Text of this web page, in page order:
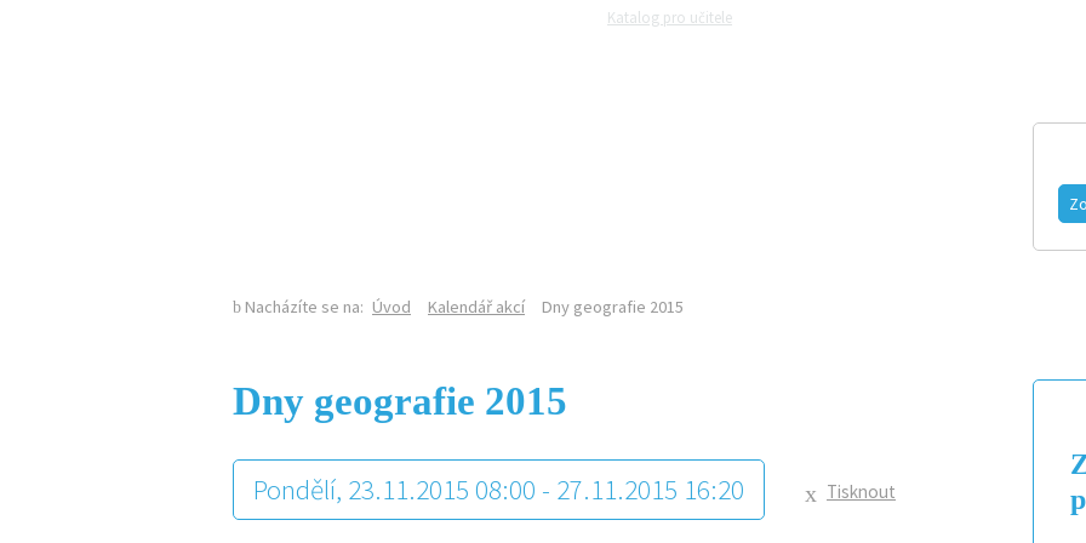
Katalog pro učitele
Nacházíte se na: Úvod Kalendář akcí Dny geografie 2015
Dny geografie 2015
Pondělí, 23.11.2015 08:00 - 27.11.2015 16:20 Tisknout